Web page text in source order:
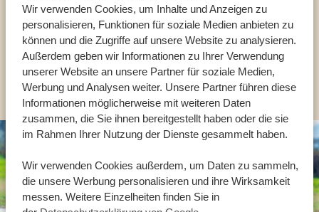
Wir verwenden Cookies, um Inhalte und Anzeigen zu
personalisieren, Funktionen für soziale Medien anbieten zu
können und die Zugriffe auf unsere Website zu analysieren.
Außerdem geben wir Informationen zu Ihrer Verwendung
unserer Website an unsere Partner für soziale Medien,
Werbung und Analysen weiter. Unsere Partner führen diese
Informationen möglicherweise mit weiteren Daten
zusammen, die Sie ihnen bereitgestellt haben oder die sie
im Rahmen Ihrer Nutzung der Dienste gesammelt haben.
Wir verwenden Cookies außerdem, um Daten zu sammeln,
die unsere Werbung personalisieren und ihre Wirksamkeit
messen. Weitere Einzelheiten finden Sie in
DE:+49 3222 1850 795
ANDERE LÄNDER